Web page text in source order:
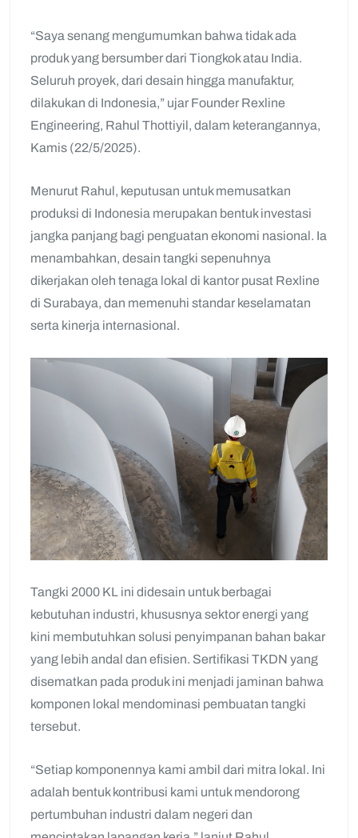
“Saya senang mengumumkan bahwa tidak ada
produk yang bersumber dari Tiongkok atau India.
Seluruh proyek, dari desain hingga manufaktur,
dilakukan di Indonesia,” ujar Founder Rexline
Engineering, Rahul Thottiyil, dalam keterangannya,
Kamis (22/5/2025).
Menurut Rahul, keputusan untuk memusatkan
produksi di Indonesia merupakan bentuk investasi
jangka panjang bagi penguatan ekonomi nasional. Ia
menambahkan, desain tangki sepenuhnya
dikerjakan oleh tenaga lokal di kantor pusat Rexline
di Surabaya, dan memenuhi standar keselamatan
serta kinerja internasional.
Tangki 2000 KL ini didesain untuk berbagai
kebutuhan industri, khususnya sektor energi yang
kini membutuhkan solusi penyimpanan bahan bakar
yang lebih andal dan efisien. Sertifikasi TKDN yang
disematkan pada produk ini menjadi jaminan bahwa
komponen lokal mendominasi pembuatan tangki
tersebut.
“Setiap komponennya kami ambil dari mitra lokal. Ini
adalah bentuk kontribusi kami untuk mendorong
pertumbuhan industri dalam negeri dan